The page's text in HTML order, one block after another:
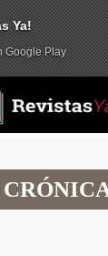
Ya!
Google Play